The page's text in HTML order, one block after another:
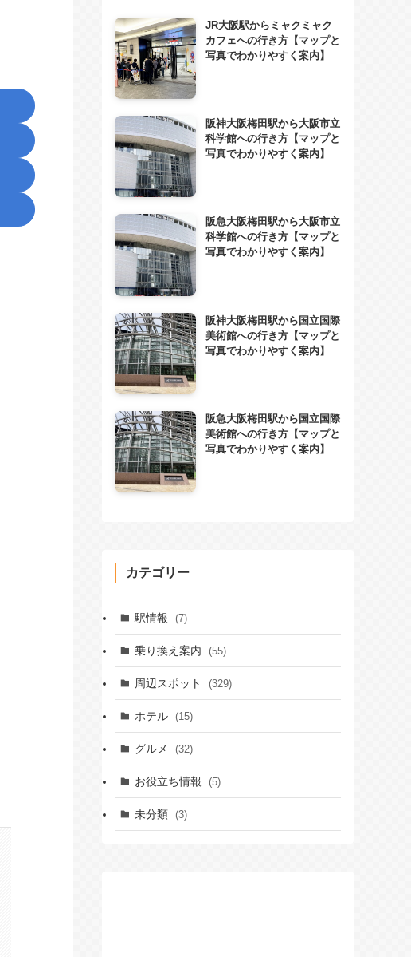
JR大阪駅からミャクミャク
カフェへの行き方【マップと
写真でわかりやすく案内】
阪神大阪梅田駅から大阪市立
科学館への行き方【マップと
写真でわかりやすく案内】
阪急大阪梅田駅から大阪市立
科学館への行き方【マップと
写真でわかりやすく案内】
阪神大阪梅田駅から国立国際
美術館への行き方【マップと
写真でわかりやすく案内】
阪急大阪梅田駅から国立国際
美術館への行き方【マップと
写真でわかりやすく案内】
カテゴリー
駅情報 (7)
乗り換え案内 (55)
周辺スポット (329)
ホテル (15)
グルメ (32)
お役立ち情報 (5)
未分類 (3)